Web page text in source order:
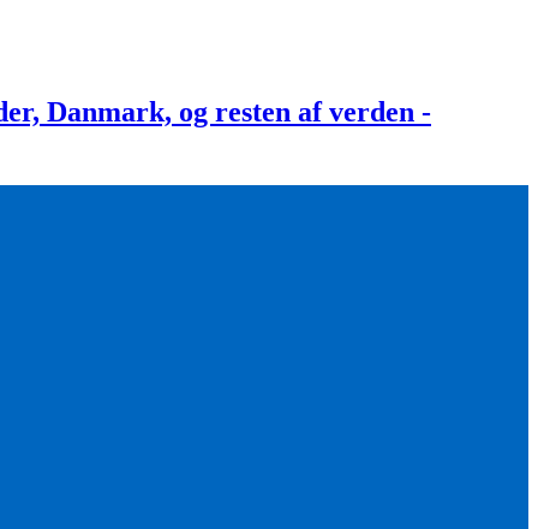
Danmark, og resten af verden -